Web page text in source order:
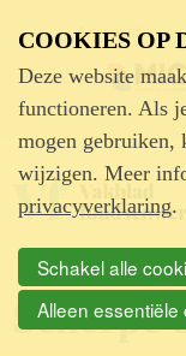
Advertentie
Scherpe
COOKIES OP
Deze website
functioneren. Als
mogen
wijzigen. Meer
privacyverklaring.
Schakel alle
Alleen essentiële